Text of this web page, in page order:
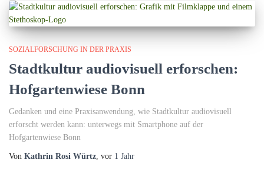
SOZIALFORSCHUNG IN DER PRAXIS
Stadtkultur audiovisuell erforschen:
Hofgartenwiese Bonn
Gedanken und eine Praxisanwendung, wie Stadtkultur audiovisuell
erforscht werden kann: unterwegs mit Smartphone auf der
Hofgartenwiese Bonn
Von Kathrin Rosi Würtz , vor 1 Jahr